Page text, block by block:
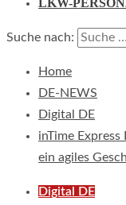
LKW-
Suche nach:
Home
DE-NEWS
Digital DE
inTime
ein agiles
Digital DE